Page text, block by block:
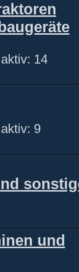
14
9
und